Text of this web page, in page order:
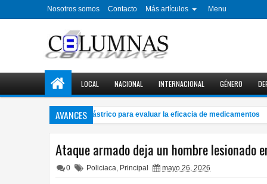
Nosotros somos Contacto Más artículos Menu
LOCAL NACIONAL INTERNACIONAL GÉNERO
AVANCES
UNAM simulador gástrico para evaluar la eficacia de medicamentos
Ataque armado deja un hombre lesionado
0 Policiaca, Principal mayo 26, 2026